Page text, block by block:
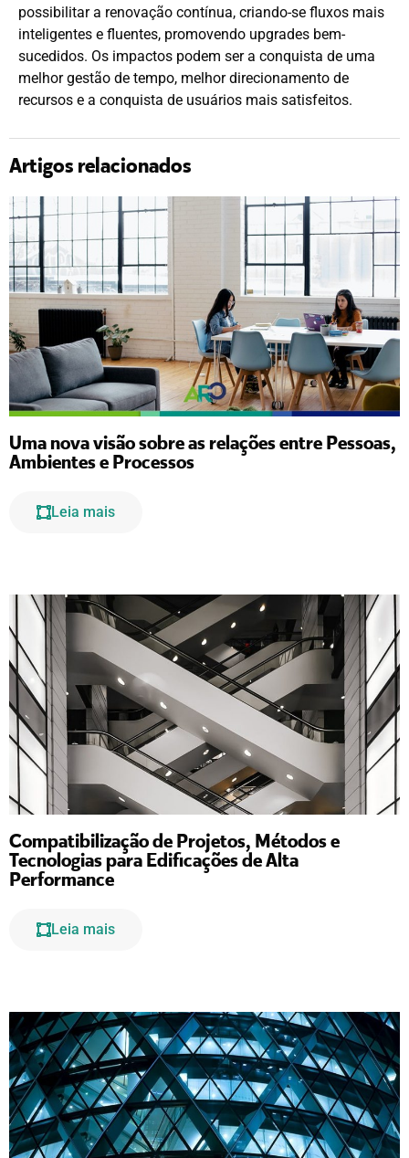
possibilitar a renovação contínua, criando-se fluxos mais
inteligentes e fluentes, promovendo upgrades bem-
sucedidos. Os impactos podem ser a conquista de uma
melhor gestão de tempo, melhor direcionamento de
recursos e a conquista de usuários mais satisfeitos.
Artigos relacionados
Uma nova visão sobre as relações entre Pessoas,
Ambientes e Processos
Leia mais
Compatibilização de Projetos, Métodos e
Tecnologias para Edificações de Alta
Performance
Leia mais